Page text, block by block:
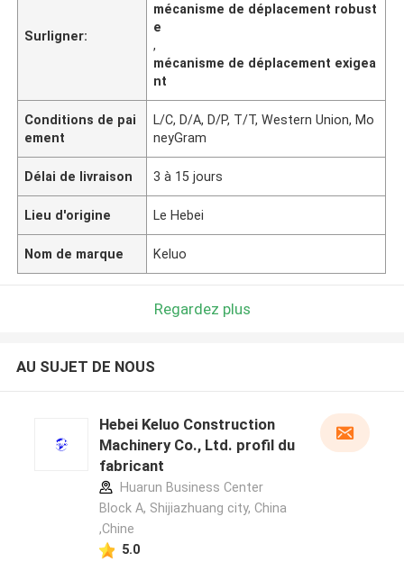
Surligner:
mécanisme de déplacement robust
e
,
mécanisme de déplacement exigea
nt
Conditions de pai
ement
L/C, D/A, D/P, T/T, Western Union, Mo
neyGram
Délai de livraison 3 à 15 jours
Lieu d'origine Le Hebei
Nom de marque Keluo
Regardez plus
AU SUJET DE NOUS
Hebei Keluo Construction
Machinery Co., Ltd. profil du
fabricant
Huarun Business Center
Block A, Shijiazhuang city, China
,Chine
5.0